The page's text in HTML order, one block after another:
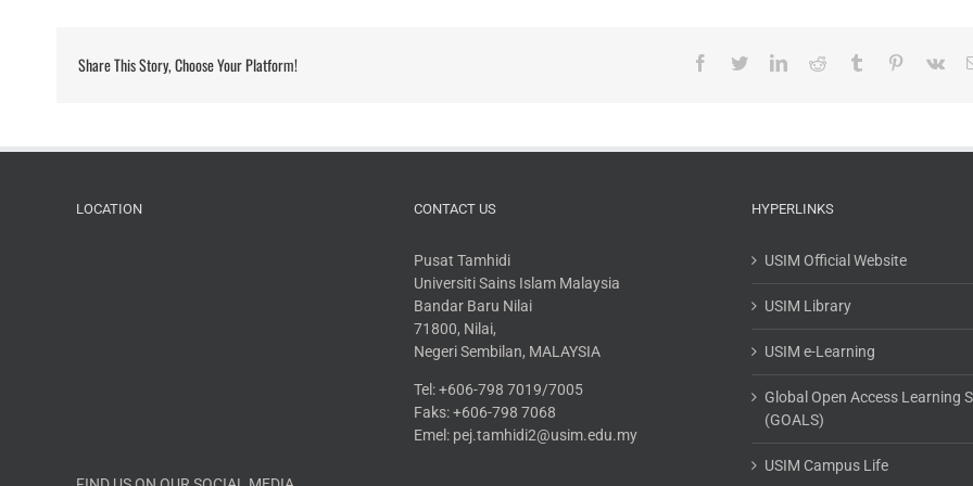
Share This Story, Choose Your Platform! Facebook
TwitterLinkedInReddit Tumblr Pinterest
Vk
LOCATION CONTACT US
Pusat Tamhidi
Universiti Sains Islam Malaysia
Bandar Baru Nilai
71800, Nilai,
Negeri Sembilan, MALAYSIA
Tel: +606-798 7019/7005
Faks: +606-798 7068
Emel: pej.tamhidi2@usim.edu.my
HYPERLINKS
USIM Official Website
USIM Library
USIM e-Learning
Global Open Access Learning
(GOALS)
USIM Campus Life